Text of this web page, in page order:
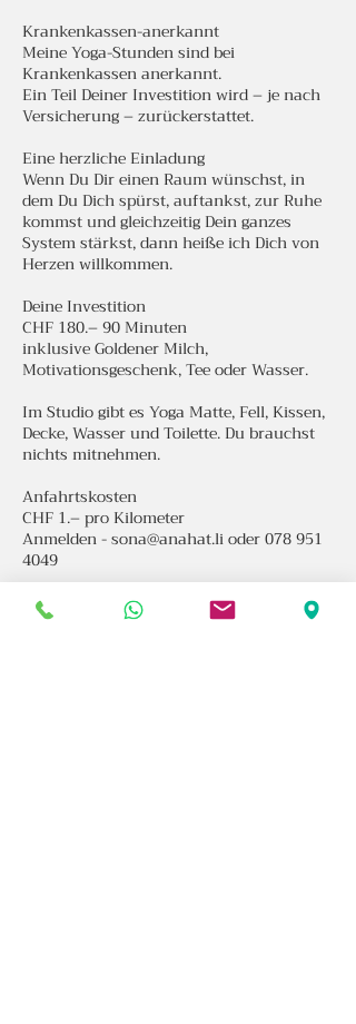
Krankenkassen-anerkannt
Meine Yoga-Stunden sind bei
Krankenkassen anerkannt.
Ein Teil Deiner Investition wird – je nach
Versicherung – zurückerstattet.
Eine herzliche Einladung
Wenn Du Dir einen Raum wünschst, in
dem Du Dich spürst, auftankst, zur Ruhe
kommst und gleichzeitig Dein ganzes
System stärkst, dann heiße ich Dich von
Herzen willkommen.
Deine Investition
CHF 180.– 90 Minuten
inklusive Goldener Milch,
Motivationsgeschenk, Tee oder Wasser.
Im Studio gibt es Yoga Matte, Fell, Kissen,
Decke, Wasser und Toilette. Du brauchst
nichts mitnehmen.
Anfahrtskosten
CHF 1.– pro Kilometer
Anmelden - sona@anahat.li oder 078 951
4049